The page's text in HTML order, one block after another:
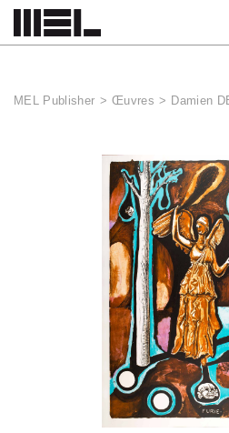
MEL Publisher > Œuvres > Damien
Panneau de gestion des cookies